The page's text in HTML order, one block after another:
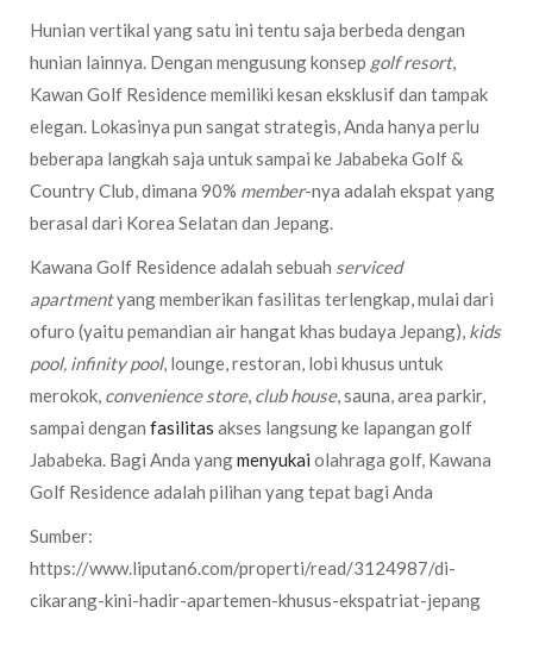
Hunian vertikal yang satu ini tentu saja berbeda dengan
hunian lainnya. Dengan mengusung konsep golf resort,
Kawan Golf Residence memiliki kesan eksklusif dan tampak
elegan. Lokasinya pun sangat strategis, Anda hanya perlu
beberapa langkah saja untuk sampai ke Jababeka Golf &
Country Club, dimana 90% member-nya adalah ekspat yang
berasal dari Korea Selatan dan Jepang.
Kawana Golf Residence adalah sebuah serviced
apartmentyang memberikan fasilitas terlengkap, mulai dari
ofuro (yaitu pemandian air hangat khas budaya Jepang), kids
pool, infinity pool, lounge, restoran, lobi khusus untuk
merokok, convenience store, club house, sauna, area parkir,
sampai dengan fasilitas akses langsung ke lapangan golf
Jababeka. Bagi Anda yangmenyukai olahraga golf, Kawana
Golf Residence adalah pilihan yang tepat bagi Anda
Sumber:
https://www.liputan6.com/properti/read/3124987/di-
cikarang-kini-hadir-apartemen-khusus-ekspatriat-jepang